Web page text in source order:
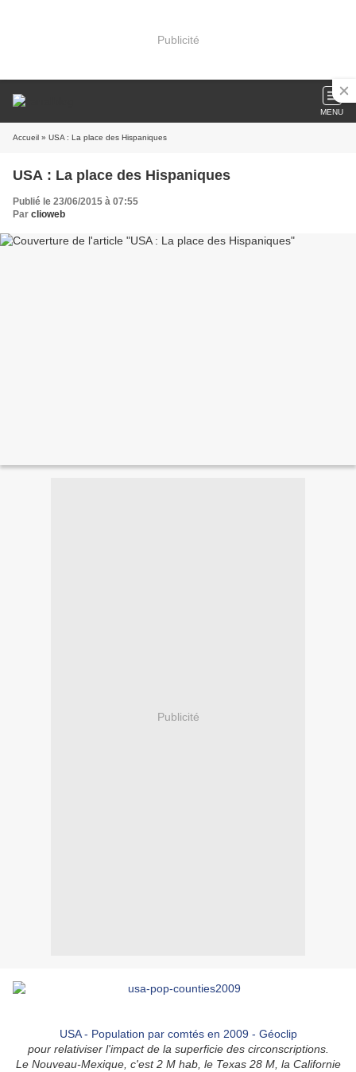
Publicité
MENU
Accueil » USA : La place des Hispaniques
USA : La place des Hispaniques
Publié le 23/06/2015 à 07:55
Par clioweb
Publicité
USA - Population par comtés en 2009 - Géoclip
pour relativiser l'impact de la superficie des circonscriptions.
Le Nouveau-Mexique, c'est 2 M hab, le Texas 28 M, la Californie